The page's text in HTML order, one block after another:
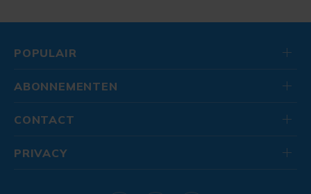
POPULAIR
ABONNEMENTEN
CONTACT
PRIVACY